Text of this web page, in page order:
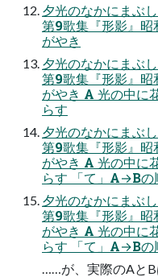
夕光のなかにまぶ
第9歌集『形影』
がやき
夕光のなかにまぶ
第9歌集『形影』
がやき A 光の中に
らす
夕光のなかにまぶ
第9歌集『形影』
がやき A 光の中に
らす 「て」A→Bの
夕光のなかにまぶ
第9歌集『形影』
がやき A 光の中に
らす 「て」A→Bの
……が、実際のAと